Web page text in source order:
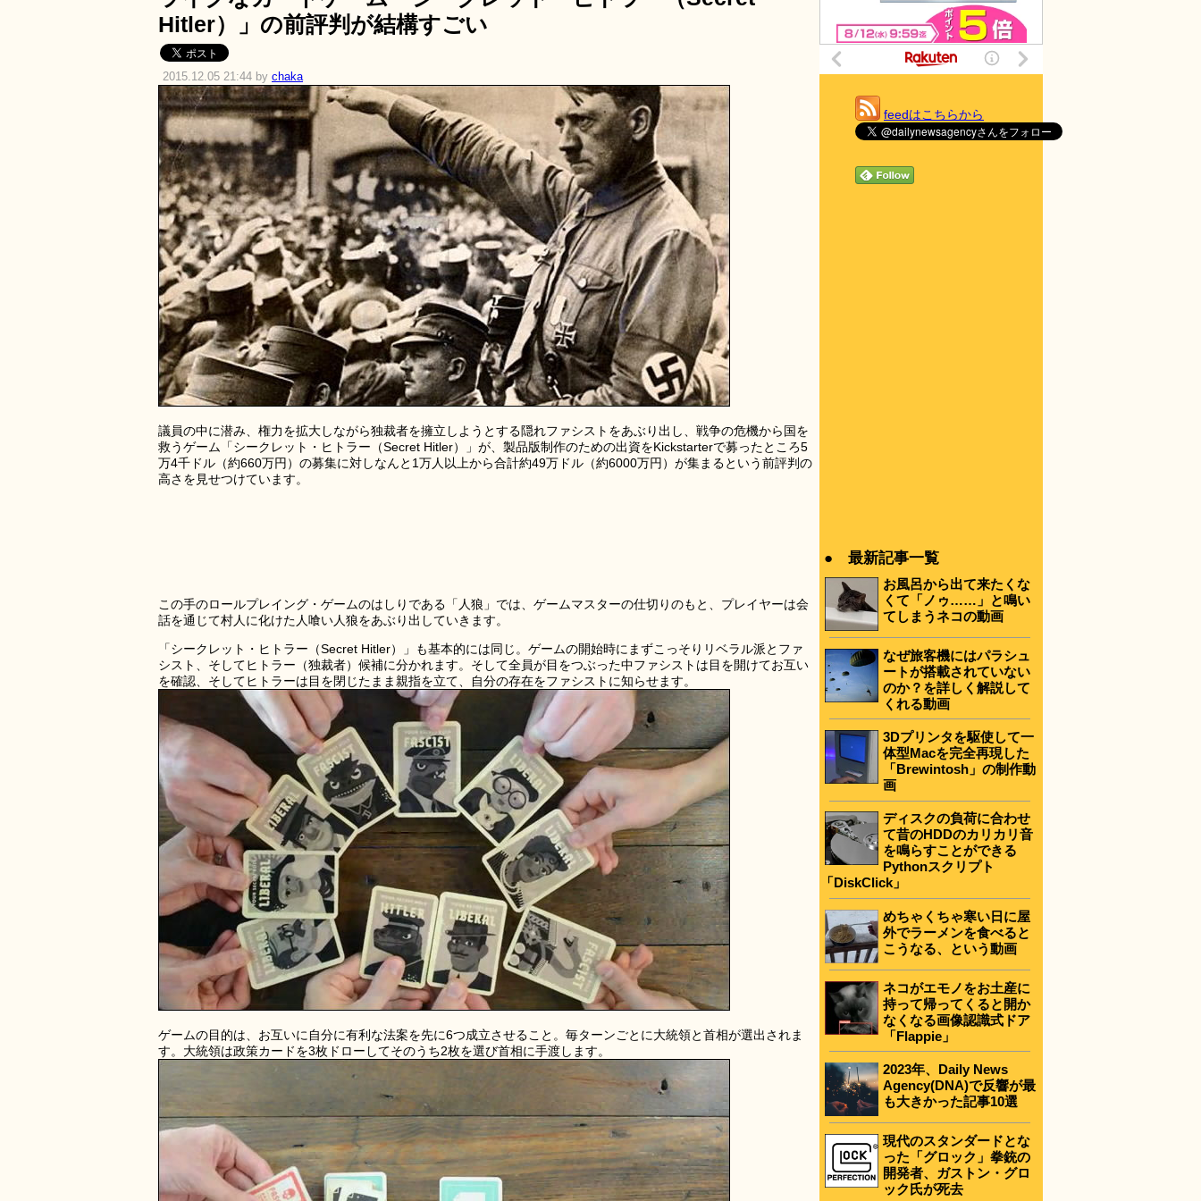
Hitler）」の前評判が結構すごい
2015.12.05 21:44 by chaka
議員の中に潜み、権力を拡大しながら独裁者を擁立しようとする隠れファシストをあぶり出し、戦争の危機から国を
救うゲーム「シークレット・ヒトラー（Secret Hitler）」が、製品版制作のための出資をKickstarterで募ったところ5
万4千ドル（約660万円）の募集に対しなんと1万人以上から合計約49万ドル（約6000万円）が集まるという前評判の
高さを見せつけています。
この手のロールプレイング・ゲームのはしりである「人狼」では、ゲームマスターの仕切りのもと、プレイヤーは会
話を通じて村人に化けた人喰い人狼をあぶり出していきます。
「シークレット・ヒトラー（Secret Hitler）」も基本的には同じ。ゲームの開始時にまずこっそりリベラル派とファ
シスト、そしてヒトラー（独裁者）候補に分かれます。そして全員が目をつぶった中ファシストは目を開けてお互い
を確認、そしてヒトラーは目を閉じたまま親指を立て、自分の存在をファシストに知らせます。
ゲームの目的は、お互いに自分に有利な法案を先に6つ成立させること。毎ターンごとに大統領と首相が選出されま
す。大統領は政策カードを3枚ドローしてそのうち2枚を選び首相に手渡します。
feedはこちらから
● 最新記事一覧
お風呂から出て来たくな
くて「ノゥ……」と鳴い
てしまうネコの動画
なぜ旅客機にはパラシュ
ートが搭載されていない
のか？を詳しく解説して
くれる動画
3Dプリンタを駆使して一
体型Macを完全再現した
「Brewintosh」の制作動
画
ディスクの負荷に合わせ
て昔のHDDのカリカリ音
を鳴らすことができる
Pythonスクリプト
「DiskClick」
めちゃくちゃ寒い日に屋
外でラーメンを食べると
こうなる、という動画
ネコがエモノをお土産に
持って帰ってくると開か
なくなる画像認識式ドア
「Flappie」
2023年、Daily News
Agency(DNA)で反響が最
も大きかった記事10選
現代のスタンダードとな
った「グロック」拳銃の
開発者、ガストン・グロ
ック氏が死去